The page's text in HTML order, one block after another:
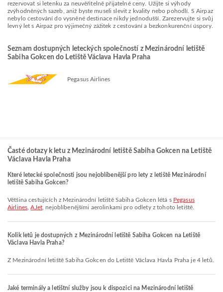
rezervovat si letenku za neuvěřitelně přijatelné ceny. Užijte si výhody
zvýhodněných sazeb, aniž byste museli slevit z kvality nebo pohodlí. S Airpaz
nebylo cestování do vysněné destinace nikdy jednodušší. Zarezervujte si svůj
levný let s Airpaz pro výjimečný zážitek z cestování a bezkonkurenční úspory.
Seznam dostupných leteckých společností z Mezinárodní letiště
Sabiha Gokcen do Letiště Václava Havla Praha
Pegasus Airlines
Časté dotazy k letu z Mezinárodní letiště Sabiha Gokcen na Letiště
Václava Havla Praha
Které letecké společnosti jsou nejoblíbenější pro lety z letiště Mezinárodní
letiště Sabiha Gokcen?
Většina cestujících z Mezinárodní letiště Sabiha Gokcen létá s Pegasus
Airlines ,AJet, nejoblíbenějšími aerolinkami pro odlety z tohoto letiště.
Kolik letů je dostupných z Mezinárodní letiště Sabiha Gokcen na Letiště
Václava Havla Praha?
Z Mezinárodní letiště Sabiha Gokcen do Letiště Václava Havla Praha je 4 letů.
Jaké terminály a letištní služby jsou k dispozici na Mezinárodní letiště